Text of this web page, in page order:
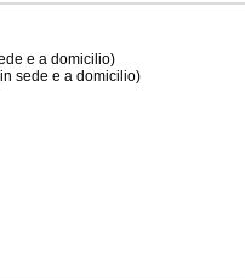
e a domicilio)
sede e a domicilio)